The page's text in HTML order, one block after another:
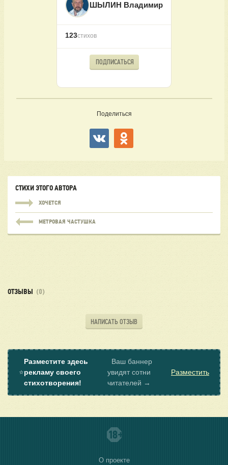
ШЫЛИН Владимир
123стихов
ПОДПИСАТЬСЯ
Поделиться
СТИХИ ЭТОГО АВТОРА
ХОЧЕТСЯ
МЕТРОВАЯ ЧАСТУШКА
ОТЗЫВЫ (0)
НАПИСАТЬ ОТЗЫВ
⭐
Разместите здесь
рекламу своего
стихотворения!
Ваш баннер
увидят сотни
читателей →
Разместить
О проекте